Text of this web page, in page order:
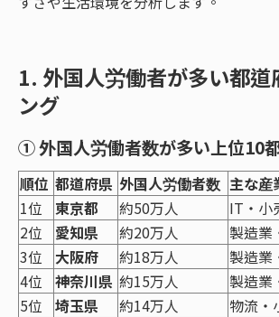
1. 外国人労働者が多い都道
ング
① 外国人労働者数が多い上位10
順位 都道府県 外国人労働者数 主な産
1位
東京都 約50万人
IT・小
2位
愛知県 約20万人
製造業
3位
大阪府 約18万人
製造業
4位
神奈川県 約15万人
製造業
5位
埼玉県 約14万人
物流・